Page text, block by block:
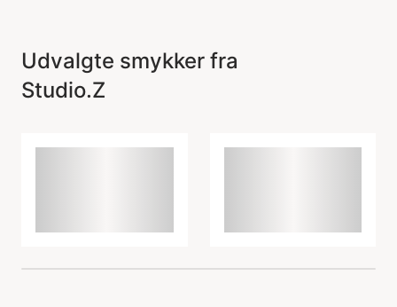
Udvalgte smykker fra
Studio.Z